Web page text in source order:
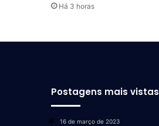
Há 3 horas
Postagens mais vistas
16 de março de 2023